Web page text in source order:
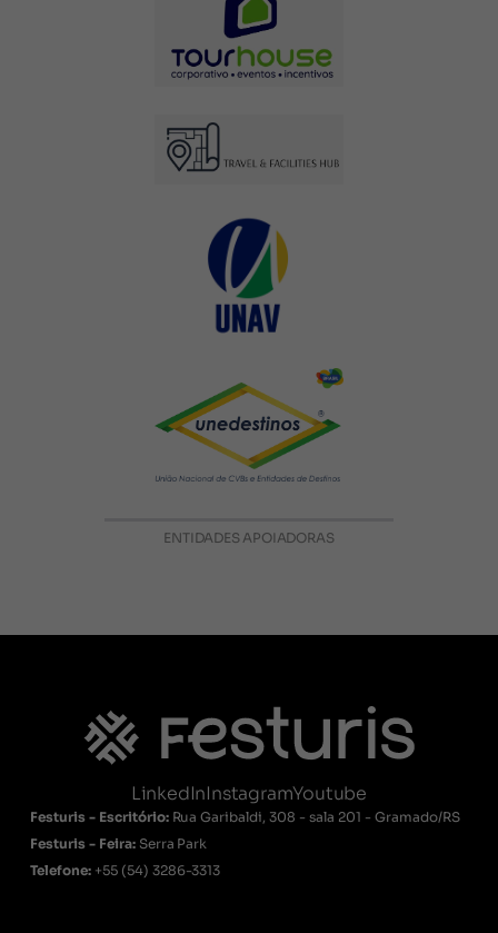
ENTIDADES APOIADORAS
LinkedInInstagramYoutube
Festuris - Escritório: Rua Garibaldi, 308 - sala 201 - Gramado/RS
Festuris - Feira: Serra Park
Telefone: +55 (54) 3286-3313